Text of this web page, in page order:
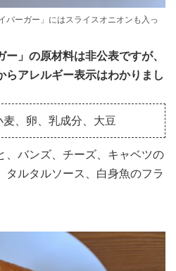
バーガー」にはスライスオニオンも入っ
ー」の原材料は非公表ですが、
らアレルギー表示はわかりまし
、卵、乳成分、大豆
、バンズ、チーズ、キャベツの
タルタルソース、白身魚のフラ